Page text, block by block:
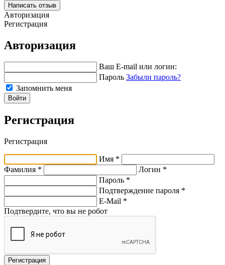
Написать отзыв
Авторизация
Регистрация
Авторизация
Ваш E-mail или логин:
Пароль Забыли пароль?
Запомнить меня
Войти
Регистрация
Регистрация
Имя *
Фамилия *
Логин *
Пароль *
Подтверждение пароля *
E-Mail *
Подтвердите, что вы не робот
Регистрация